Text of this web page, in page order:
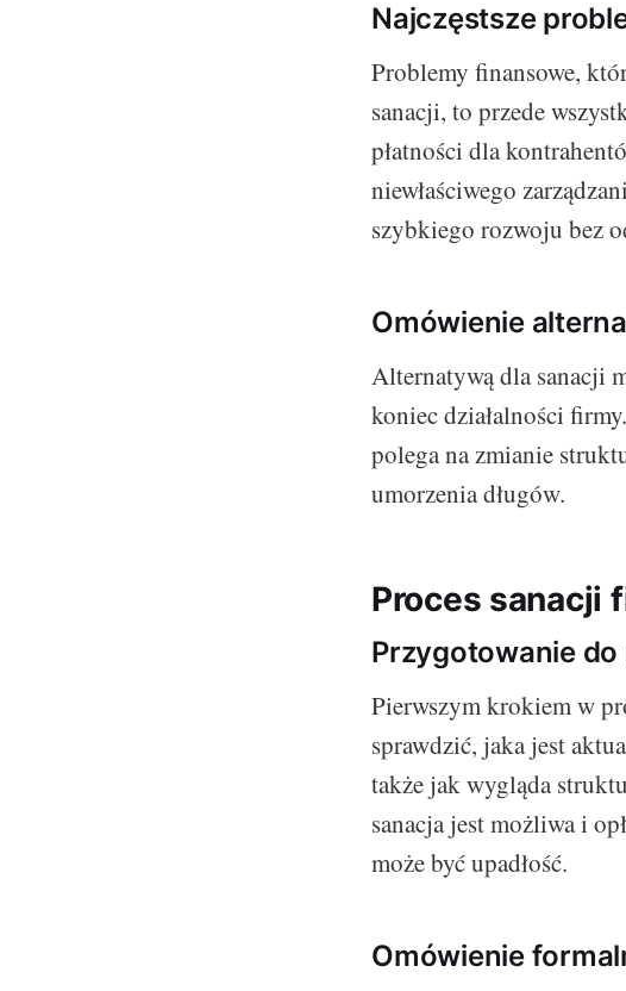
Najczęstsze
Problemy finansowe,
sanacji, to przede
płatności dla
niewłaściwego
szybkiego rozwoju bez
Omówienie
Alternatywą dla sanacji
koniec działalności
polega na zmianie
umorzenia długów.
Proces sanacji
Przygotowanie
Pierwszym krokiem w
sprawdzić, jaka jest
także jak wygląda
sanacja jest możliwa i
może być upadłość.
Omówienie